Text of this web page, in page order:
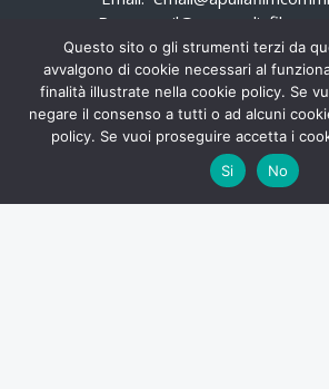
Pec:
Questo sito o gli strumenti terzi da
avvalgono di cookie necessari al
finalità illustrate nella cookie policy. Se
negare il consenso a tutti o ad alcuni
policy. Se vuoi proseguire accetta i
Si
No